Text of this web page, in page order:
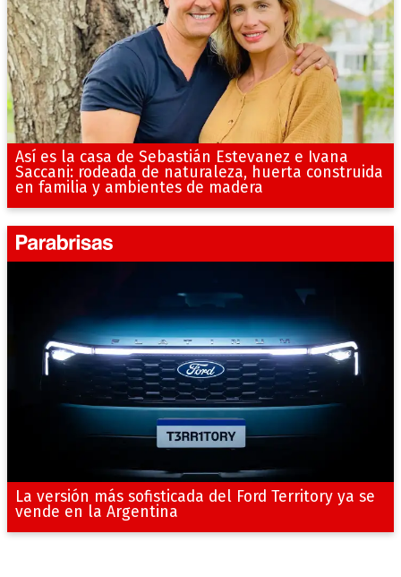
Así es la casa de Sebastián Estevanez e Ivana
Saccani: rodeada de naturaleza, huerta construida
en familia y ambientes de madera
La versión más sofisticada del Ford Territory ya se
vende en la Argentina